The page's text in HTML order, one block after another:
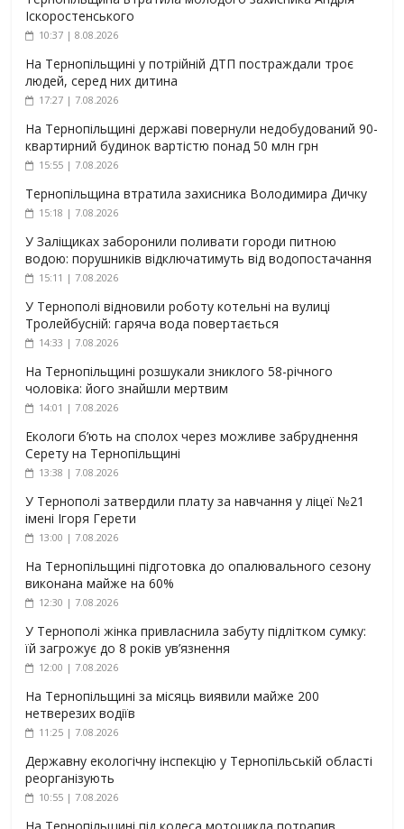
Іскоростенського
10:37 | 8.08.2026
На Тернопільщині у потрійній ДТП постраждали троє
людей, серед них дитина
17:27 | 7.08.2026
На Тернопільщині державі повернули недобудований 90-
квартирний будинок вартістю понад 50 млн грн
15:55 | 7.08.2026
Тернопільщина втратила захисника Володимира Дичку
15:18 | 7.08.2026
У Заліщиках заборонили поливати городи питною
водою: порушників відключатимуть від водопостачання
15:11 | 7.08.2026
У Тернополі відновили роботу котельні на вулиці
Тролейбусній: гаряча вода повертається
14:33 | 7.08.2026
На Тернопільщині розшукали зниклого 58-річного
чоловіка: його знайшли мертвим
14:01 | 7.08.2026
Екологи б’ють на сполох через можливе забруднення
Серету на Тернопільщині
13:38 | 7.08.2026
У Тернополі затвердили плату за навчання у ліцеї №21
імені Ігоря Герети
13:00 | 7.08.2026
На Тернопільщині підготовка до опалювального сезону
виконана майже на 60%
12:30 | 7.08.2026
У Тернополі жінка привласнила забуту підлітком сумку:
їй загрожує до 8 років ув’язнення
12:00 | 7.08.2026
На Тернопільщині за місяць виявили майже 200
нетверезих водіїв
11:25 | 7.08.2026
Державну екологічну інспекцію у Тернопільській області
реорганізують
10:55 | 7.08.2026